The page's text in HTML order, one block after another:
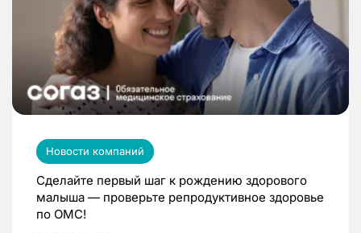
Новости компаний
Сделайте первый шаг к рождению здорового
малыша — проверьте репродуктивное здоровье
по ОМС!